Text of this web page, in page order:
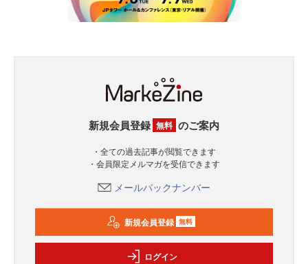
新規会員登録 無料 のご案内
・全ての過去記事が閲覧できます
・会員限定メルマガを受信できます
メールバックナンバー
新規会員登録 無料
ログイン